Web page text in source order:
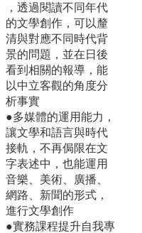
，透過閱讀不同年代
的文學創作，可以釐
清與對應不同時代背
景的問題，並在日後
看到相關的報導，能
以中立客觀的角度分
析事實
●多媒體的運用能力，
讓文學和語言與時代
接軌，不再侷限在文
字表述中，也能運用
音樂、美術、廣播、
網路、新聞的形式，
進行文學創作
●實務課程提升自我專